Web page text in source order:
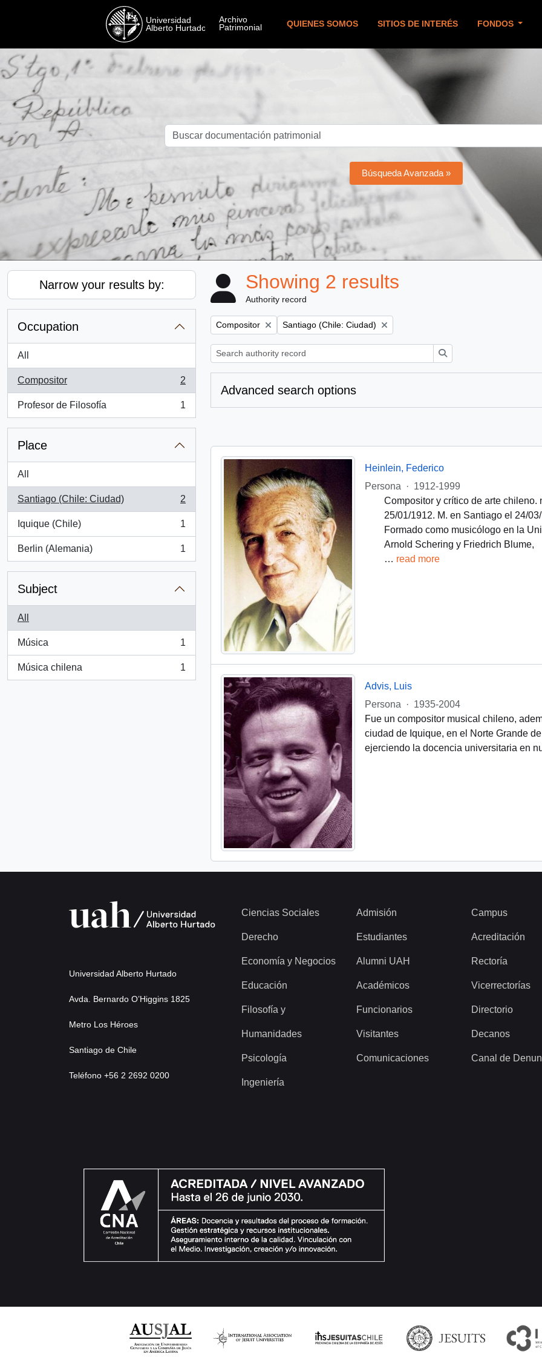
QUIENES SOMOS SITIOS DE INTERÉS FONDOS
Búsqueda Avanzada »
Narrow your results by:
Occupation
All
Compositor
, 2 results
2
Profesor de Filosofía
, 1 results
1
Place
All
Santiago (Chile: Ciudad)
, 2 results
2
Iquique (Chile)
, 1 results
1
Berlin (Alemania)
, 1 results
1
Subject
All
Música
, 1 results
1
Música chilena
, 1 results
1
Showing 2 results
Authority record
Remove filter:
Compositor Remove filter:
Santiago (Chile: Ciudad)
Advanced search options
Heinlein, Federico
Persona
· 1912-1999
Compositor y crítico de arte
25/01/1912. M. en Santiago el 24/
Formado como musicólogo en la
Arnold Schering y Friedrich Blume,
… read more
Advis, Luis
Persona
· 1935-2004
Fue un compositor musical chileno,
ciudad de Iquique, en el Norte Grande
ejerciendo la docencia universitaria en
Universidad Alberto Hurtado
Avda. Bernardo O’Higgins 1825
Metro Los Héroes
Santiago de Chile
Teléfono +56 2 2692 0200
Ciencias Sociales
Derecho
Economía y Negocios
Educación
Filosofía y
Humanidades
Psicología
Ingeniería
Admisión
Estudiantes
Alumni UAH
Académicos
Funcionarios
Visitantes
Comunicaciones
Campus
Acreditación
Rectoría
Vicerrectorías
Directorio
Decanos
Canal de